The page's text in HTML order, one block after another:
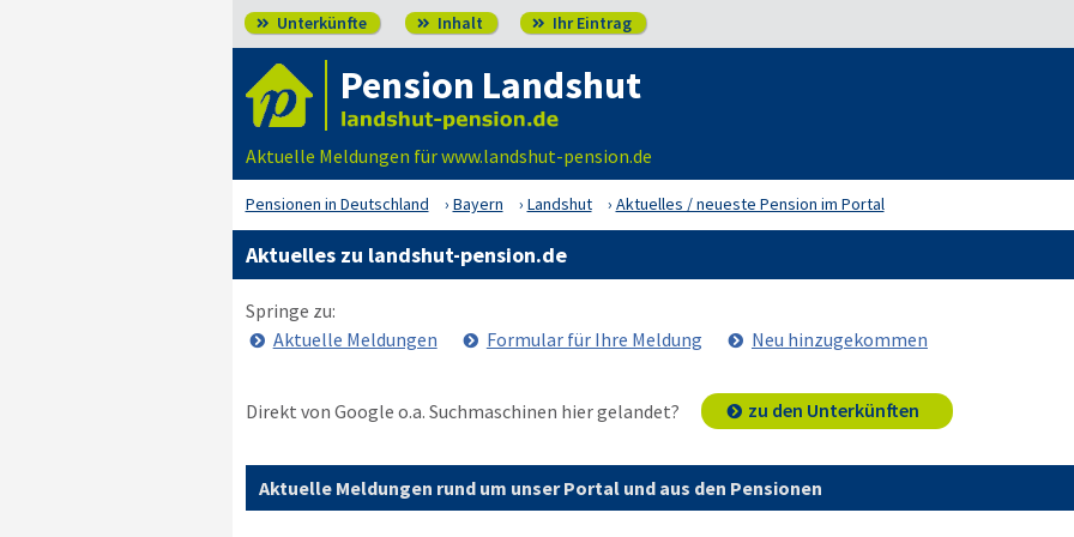
 Unterkünfte  Inhalt  Ihr Eintrag
Pension Landshut
Aktuelle Meldungen für www.landshut-pension.de
Pensionen in Deutschland Bayern Landshut Aktuelles / neueste Pension im Portal
Aktuelles zu landshut-pension.de
Springe zu:
Aktuelle Meldungen
Formular für Ihre Meldung Neu hinzugekommen
Direkt von Google o.a. Suchmaschinen hier gelandet? zu den Unterkünften
Aktuelle Meldungen rund um unser Portal und aus den Pensionen